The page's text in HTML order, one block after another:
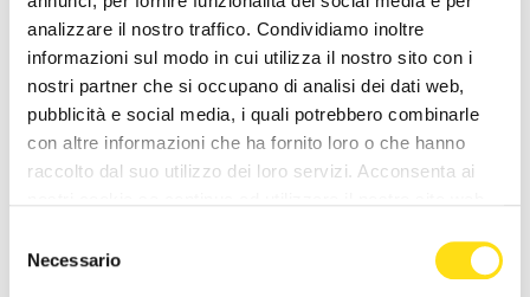
analizzare il nostro traffico. Condividiamo inoltre
informazioni sul modo in cui utilizza il nostro sito con i
nostri partner che si occupano di analisi dei dati web,
pubblicità e social media, i quali potrebbero combinarle
con altre informazioni che ha fornito loro o che hanno
raccolto dal suo utilizzo dei loro servizi. Acconsenta ai
delNecessario
Trieste cambia ritmo fuori